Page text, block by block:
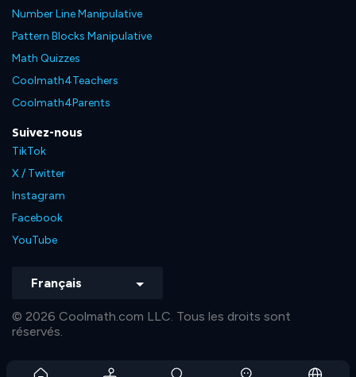
Number Line Manipulative
Pattern Blocks Manipulative
Math Quizzes
Coolmath4Teachers
Coolmath4Parents
Suivez-nous
TikTok
X / Twitter
Instagram
Facebook
YouTube
Français
© 2026 Coolmath.com LLC. Tous les droits sont
réservés.